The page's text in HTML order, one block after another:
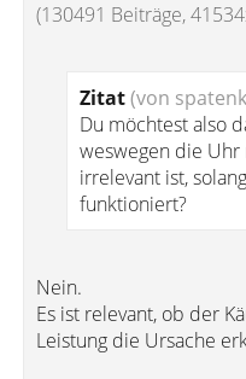
(130491 Beiträge,
Zitat(von
Du möchtest also
weswegen die
irrelevant ist,
funktioniert?
Nein.
Es ist relevant, ob der
Leistung die Ursache